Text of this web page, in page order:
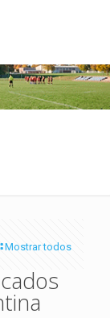
Mostrar todos